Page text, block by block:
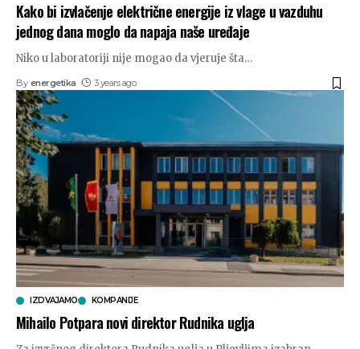
Kako bi izvlačenje električne energije iz vlage u vazduhu
jednog dana moglo da napaja naše uređaje
Niko u laboratoriji nije mogao da vjeruje šta…
By energetika 3 years ago
IZDVAJAMO KOMPANIJE
Mihailo Potpara novi direktor Rudnika uglja